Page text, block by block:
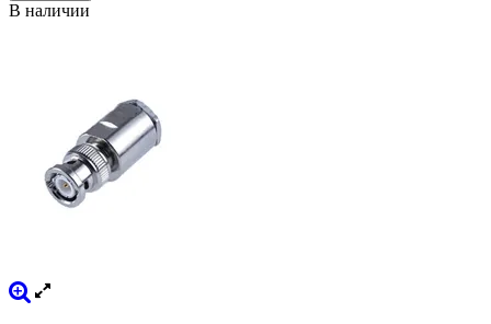
В наличии